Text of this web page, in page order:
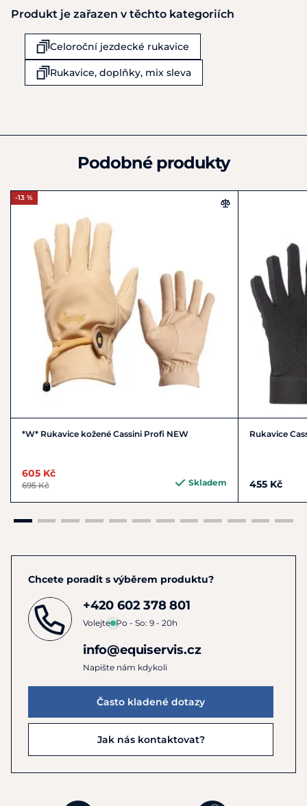
Equiservis s.r.o.
Obchodní 977
Rudná u Prahy
Česká republika
Produkt je zařazen v těchto kategoriích
Celoroční jezdecké rukavice
Rukavice, doplňky, mix sleva
Podobné produkty
-13 %
*W* Rukavice kožené Cassini Profi NEW
605 Kč
695 Kč Skladem
Rukavice
455 Kč
Chcete poradit s výběrem produktu?
+420 602 378 801
Volejte Po - So: 9 - 20h
info@equiservis.cz
Napište nám kdykoli
Často kladené dotazy
Jak nás kontaktovat?